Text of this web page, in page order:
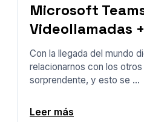
Microsoft
Videollamadas
Con la llegada del mundo
relacionarnos con los
sorprendente, y esto se ...
Leer más